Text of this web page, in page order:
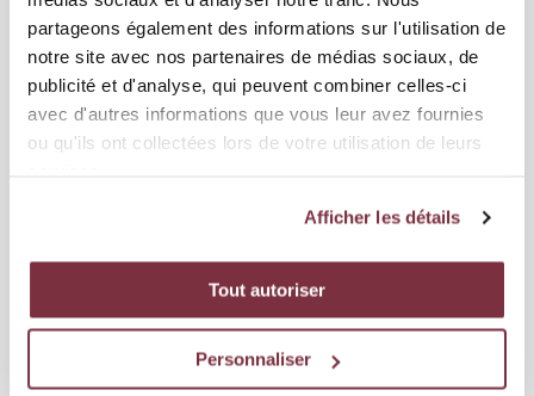
partageons également des informations sur l'utilisation de
notre site avec nos partenaires de médias sociaux, de
publicité et d'analyse, qui peuvent combiner celles-ci
avec d'autres informations que vous leur avez fournies
ou qu'ils ont collectées lors de votre utilisation de leurs
Afficher les détails
Tout autoriser
Personnaliser
09h30 – 12h00 :Préparation / Entraînement
12h20 – 13h00 :Repas
13h00 – 14h00 : Animations (cinéma, loto, etc.)
Activités diverses (piscine, bowling, etc.)
Goûter et départ des joueurs et joueuses